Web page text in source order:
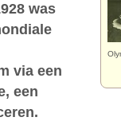
was
via een
een